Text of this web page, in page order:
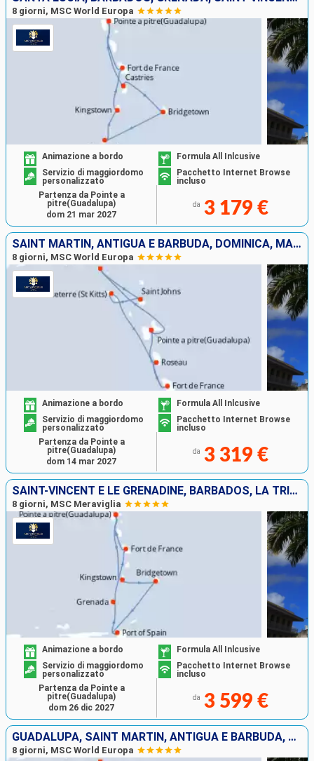
8 giorni, MSC World Europa
Animazione a bordo
Formula All Inlcusive
Servizio di maggiordomo
personalizzato
Pacchetto Internet Browse
incluso
da 3 179 €
Partenza da Pointe a
pitre(Guadalupa)
dom 21 mar 2027
SAINT MARTIN, ANTIGUA E BARBUDA, DOMINICA, MARTINICA, GUADALUPA
8 giorni, MSC World Europa
Animazione a bordo
Formula All Inlcusive
Servizio di maggiordomo
personalizzato
Pacchetto Internet Browse
incluso
da 3 319 €
Partenza da Pointe a
pitre(Guadalupa)
dom 14 mar 2027
SAINT-VINCENT E LE GRENADINE, BARBADOS, LA TRINIDAD ETOBAGO, GRENADA, MARTINICA, GUADALUPA
8 giorni, MSC Meraviglia
Animazione a bordo
Formula All Inlcusive
Servizio di maggiordomo
personalizzato
Pacchetto Internet Browse
incluso
da 3 599 €
Partenza da Pointe a
pitre(Guadalupa)
dom 26 dic 2027
GUADALUPA, SAINT MARTIN, ANTIGUA E BARBUDA, DOMINICA, MARTINICA
8 giorni, MSC World Europa